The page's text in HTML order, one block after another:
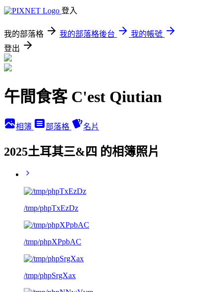
登入
我的部落格 我的部落格後台
我的帳號
登出
午間食客 C'est Qiutian
相簿 部落格 名片
2025土耳其三&四 的相簿照片
/tmp/phpTxEzDz
/tmp/phpXPpbAC
/tmp/phpSrgXax